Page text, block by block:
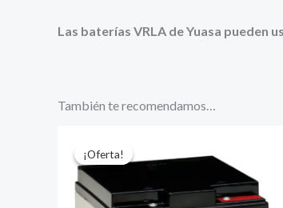
Las baterías VRLA de Yuasa pueden
También te recomendamos…
¡Oferta!
¡Oferta!